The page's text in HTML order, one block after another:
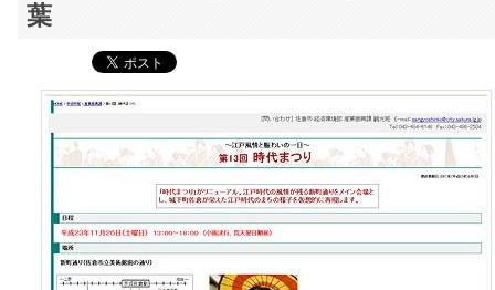
葉